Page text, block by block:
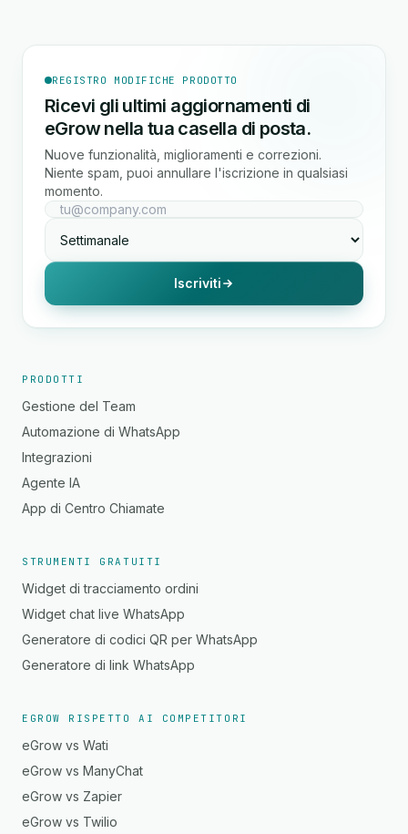
REGISTRO MODIFICHE PRODOTTO
Ricevi gli ultimi aggiornamenti di
eGrow nella tua casella di posta.
Nuove funzionalità, miglioramenti e correzioni.
Niente spam, puoi annullare l'iscrizione in qualsiasi
momento.
Iscriviti
PRODOTTI
Gestione del Team
Automazione di WhatsApp
Integrazioni
Agente IA
App di Centro Chiamate
STRUMENTI GRATUITI
Widget di tracciamento ordini
Widget chat live WhatsApp
Generatore di codici QR per WhatsApp
Generatore di link WhatsApp
EGROW RISPETTO AI COMPETITORI
eGrow vs Wati
eGrow vs ManyChat
eGrow vs Zapier
eGrow vs Twilio